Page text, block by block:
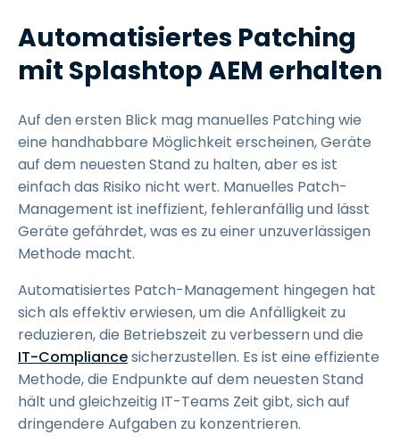
Automatisiertes Patching
mit Splashtop AEM erhalten
Auf den ersten Blick mag manuelles Patching wie
eine handhabbare Möglichkeit erscheinen, Geräte
auf dem neuesten Stand zu halten, aber es ist
einfach das Risiko nicht wert. Manuelles Patch-
Management ist ineffizient, fehleranfällig und lässt
Geräte gefährdet, was es zu einer unzuverlässigen
Methode macht.
Automatisiertes Patch-Management hingegen hat
sich als effektiv erwiesen, um die Anfälligkeit zu
reduzieren, die Betriebszeit zu verbessern und die
IT-Compliancesicherzustellen. Es ist eine effiziente
Methode, die Endpunkte auf dem neuesten Stand
hält und gleichzeitig IT-Teams Zeit gibt, sich auf
dringendere Aufgaben zu konzentrieren.